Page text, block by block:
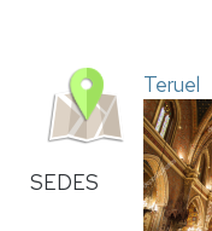
SEDES
Teruel